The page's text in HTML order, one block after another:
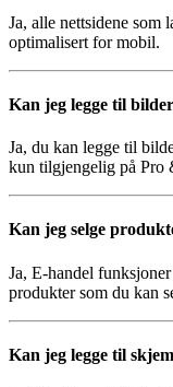
Ja, alle nettsidene som
optimalisert for mobil.
Kan jeg legge til
Ja, du kan legge til
kun tilgjengelig på Pro
Kan jeg selge
Ja, E-handel
produkter som du kan
Kan jeg legge til